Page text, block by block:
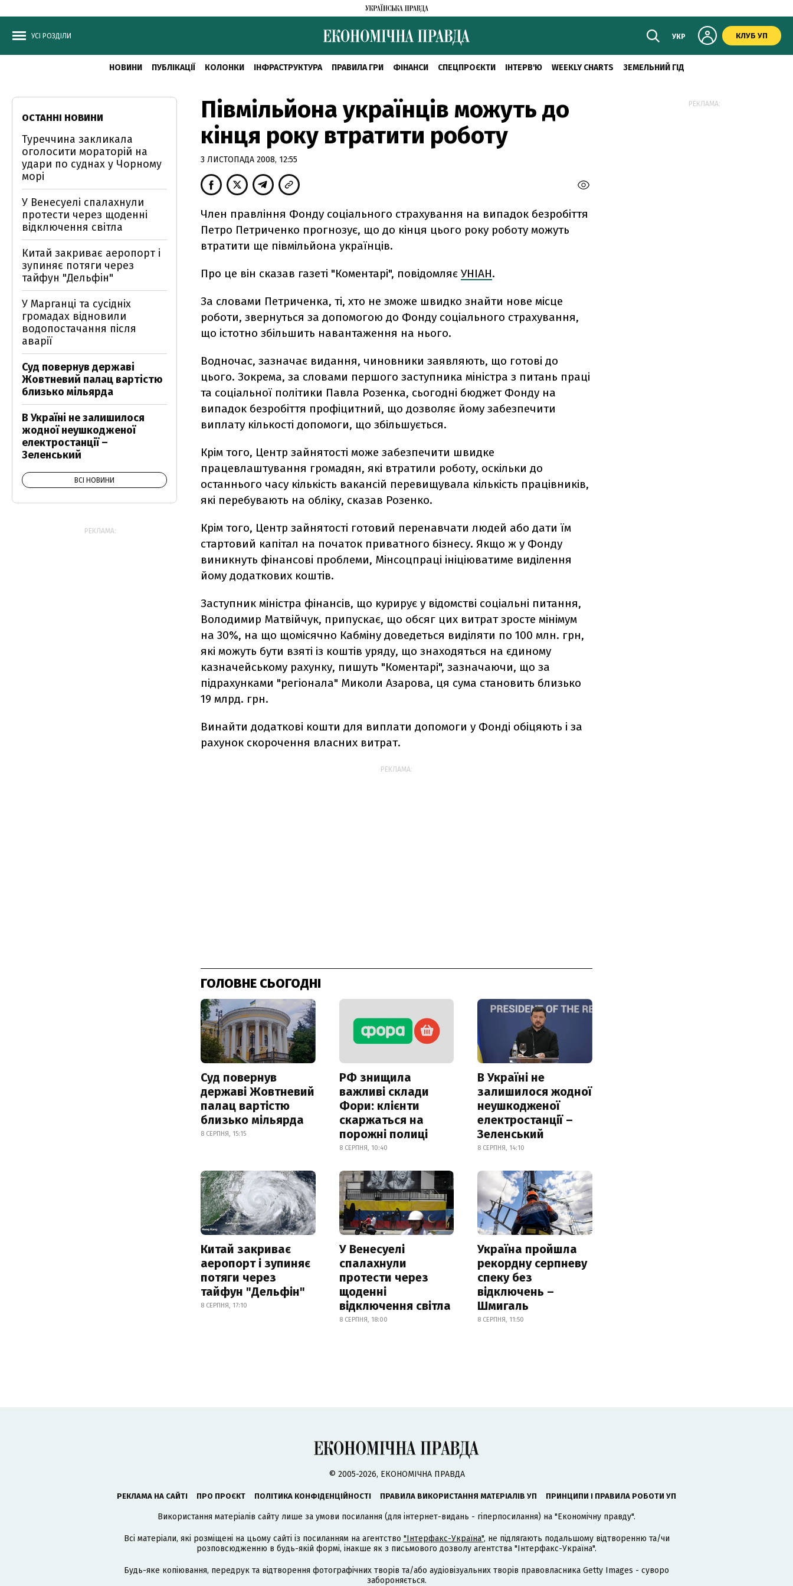
УСІ РОЗДІЛИ УКР КЛУБ УП
НОВИНИ ПУБЛІКАЦІЇ КОЛОНКИ ІНФРАСТРУКТУРА ПРАВИЛА ГРИ ФІНАНСИ СПЕЦПРОЄКТИ ІНТЕРВ'Ю WEEKLY CHARTS ЗЕМЕЛЬНИЙ ГІД
Півмільйона українців можуть до
кінця року втратити роботу
3 ЛИСТОПАДА 2008, 12:55
Член правління Фонду соціального страхування на випадок безробіття
Петро Петриченко прогнозує, що до кінця цього року роботу можуть
втратити ще півмільйона українців.
Про це він сказав газеті "Коментарі", повідомляє УНІАН.
За словами Петриченка, ті, хто не зможе швидко знайти нове місце
роботи, звернуться за допомогою до Фонду соціального страхування,
що істотно збільшить навантаження на нього.
Водночас, зазначає видання, чиновники заявляють, що готові до
цього. Зокрема, за словами першого заступника міністра з питань праці
та соціальної політики Павла Розенка, сьогодні бюджет Фонду на
випадок безробіття профіцитний, що дозволяє йому забезпечити
виплату кількості допомоги, що збільшується.
Крім того, Центр зайнятості може забезпечити швидке
працевлаштування громадян, які втратили роботу, оскільки до
останнього часу кількість вакансій перевищувала кількість працівників,
які перебувають на обліку, сказав Розенко.
Крім того, Центр зайнятості готовий перенавчати людей або дати їм
стартовий капітал на початок приватного бізнесу. Якщо ж у Фонду
виникнуть фінансові проблеми, Мінсоцпраці ініціюватиме виділення
йому додаткових коштів.
Заступник міністра фінансів, що курирує у відомстві соціальні питання,
Володимир Матвійчук, припускає, що обсяг цих витрат зросте мінімум
на 30%, на що щомісячно Кабміну доведеться виділяти по 100 млн. грн,
які можуть бути взяті із коштів уряду, що знаходяться на єдиному
казначейському рахунку, пишуть "Коментарі", зазначаючи, що за
підрахунками "регіонала" Миколи Азарова, ця сума становить близько
19 млрд. грн.
Винайти додаткові кошти для виплати допомоги у Фонді обіцяють і за
рахунок скорочення власних витрат.
РЕКЛАМА:
ГОЛОВНЕ СЬОГОДНІ
Суд повернув
державі Жовтневий
палац вартістю
близько мільярда
8 СЕРПНЯ, 15:15
РФ знищила
важливі склади
Фори: клієнти
скаржаться на
порожні полиці
8 СЕРПНЯ, 10:40
В Україні не
залишилося жодної
неушкодженої
електростанції –
Зеленський
8 СЕРПНЯ, 14:10
Китай закриває
аеропорт і зупиняє
потяги через
тайфун "Дельфін"
8 СЕРПНЯ, 17:10
У Венесуелі
спалахнули
протести через
щоденні
відключення світла
8 СЕРПНЯ, 18:00
Україна пройшла
рекордну серпневу
спеку без
відключень –
Шмигаль
8 СЕРПНЯ, 11:50
ОСТАННІ НОВИНИ
Туреччина закликала
оголосити мораторій на
удари по суднах у Чорному
морі
У Венесуелі спалахнули
протести через щоденні
відключення світла
Китай закриває аеропорт і
зупиняє потяги через
тайфун "Дельфін"
У Марганці та сусідніх
громадах відновили
водопостачання після
аварії
Суд повернув державі
Жовтневий палац вартістю
близько мільярда
В Україні не залишилося
жодної неушкодженої
електростанції –
Зеленський
ВСІ НОВИНИ
РЕКЛАМА:
РЕКЛАМА:
© 2005-2026, ЕКОНОМІЧНА ПРАВДА
РЕКЛАМА НА САЙТІ ПРО ПРОЄКТ ПОЛІТИКА КОНФІДЕНЦІЙНОСТІ ПРАВИЛА ВИКОРИСТАННЯ МАТЕРІАЛІВ УП ПРИНЦИПИ І ПРАВИЛА РОБОТИ УП
Використання матеріалів сайту лише за умови посилання (для інтернет-видань - гіперпосилання) на "Економічну правду".
Всі матеріали, які розміщені на цьому сайті із посиланням на агентство "Інтерфакс-Україна", не підлягають подальшому відтворенню та/чи
розповсюдженню в будь-якій формі, інакше як з письмового дозволу агентства "Інтерфакс-Україна".
Будь-яке копіювання, передрук та відтворення фотографічних творів та/або аудіовізуальних творів правовласника Getty Images - суворо
забороняється.